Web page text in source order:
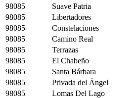
98085
Suave Patria
98085
Libertadores
98085
Constelaciones
98085
Camino Real
98085
Terrazas
98085
El Chabeño
98085
Santa Bárbara
98085
Privada del Ángel
98085
Lomas Del Lago